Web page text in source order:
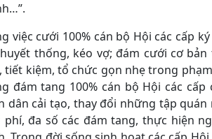
việc cưới 100% cán bộ Hội các cấp
thống, kéo vợ; đám cưới cơ
tiết kiệm, tổ chức gọn nhẹ trong
đám tang 100% cán bộ Hội các
dân cải tạo, thay đổi những tập
phí, đa số các đám tang, thực hiện